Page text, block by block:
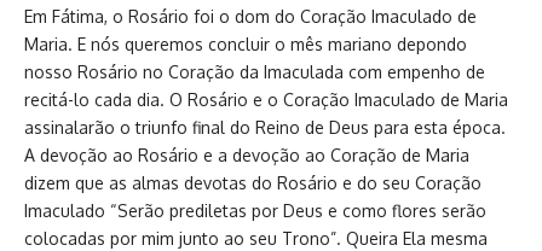
Em Fátima, o Rosário foi o dom do Coração Imaculado de
Maria. E nós queremos concluir o mês mariano depondo
nosso Rosário no Coração da Imaculada com empenho de
recitá-lo cada dia. O Rosário e o Coração Imaculado de Maria
assinalarão o triunfo final do Reino de Deus para esta época.
A devoção ao Rosário e a devoção ao Coração de Maria
dizem que as almas devotas do Rosário e do seu Coração
Imaculado “Serão prediletas por Deus e como flores serão
colocadas por mim junto ao seu Trono”. Queira Ela mesma